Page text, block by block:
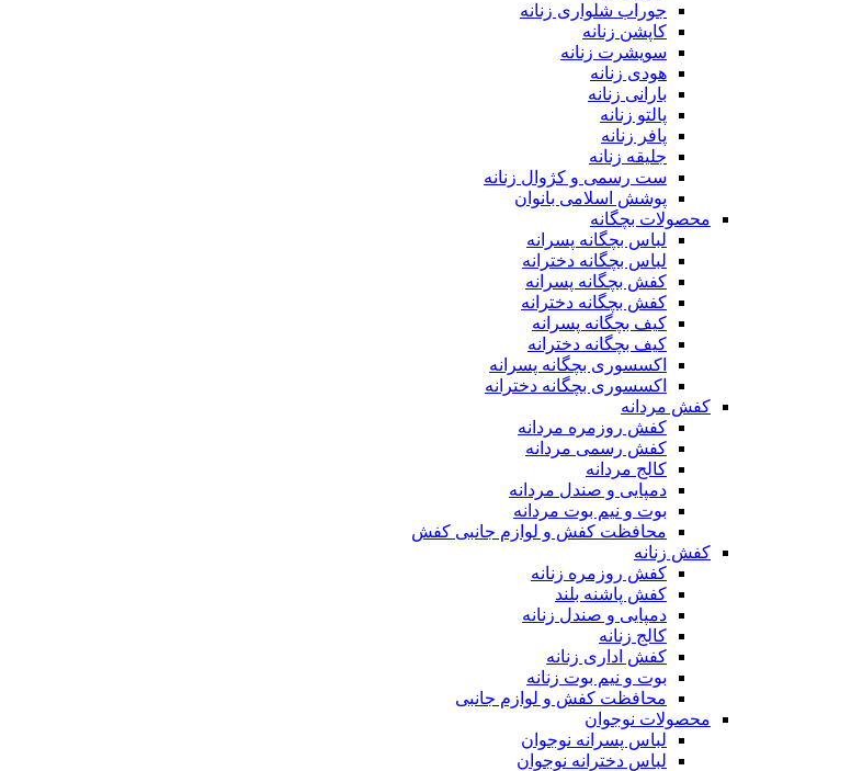
جوراب شلواری زنانه
کاپشن زنانه
سویشرت زنانه
هودی زنانه
بارانی زنانه
پالتو زنانه
پافر زنانه
جلیقه زنانه
ست رسمی و کژوال زنانه
پوشش اسلامی بانوان
محصولات بچگانه
لباس بچگانه پسرانه
لباس بچگانه دخترانه
کفش بچگانه پسرانه
کفش بچگانه دخترانه
کیف بچگانه پسرانه
کیف بچگانه دخترانه
اکسسوری بچگانه پسرانه
اکسسوری بچگانه دخترانه
کفش مردانه
کفش روزمره مردانه
کفش رسمی مردانه
کالج مردانه
دمپایی و صندل مردانه
بوت و نیم بوت مردانه
محافظت کفش و لوازم جانبی کفش
کفش زنانه
کفش روزمره زنانه
کفش پاشنه بلند
دمپایی و صندل زنانه
کالج زنانه
کفش اداری زنانه
بوت و نیم بوت زنانه
محافظت کفش و لوازم جانبی
محصولات نوجوان
لباس پسرانه نوجوان
لباس دخترانه نوجوان